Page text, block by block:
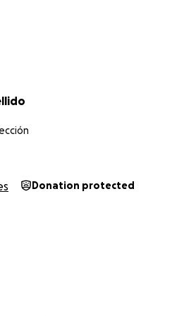
Donation protected